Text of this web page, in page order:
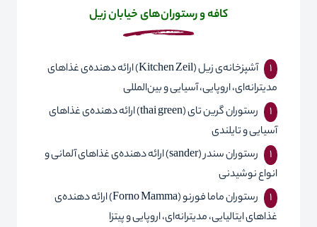
کافه و رستوران‌های خیابان زیل
آشپزخانه‌ی زیل (Zeil
Kitchen) ارائه دهنده‌ی غذاهای
مدیترانه‌ای، اروپایی، آسیایی و بین‌المللی
رستوران گرین تای (green
thai) ارائه دهنده‌ی غذاهای
آسیایی و تایلندی
رستوران سندر (sander) ارائه دهنده‌ی غذاهای آلمانی و
انواع نوشیدنی
رستوران ماما فورنو (Mamma
Forno) ارائه دهنده‌ی
غذاهای ایتالیایی، مدیترانه‌ای، اروپایی و پیتزا